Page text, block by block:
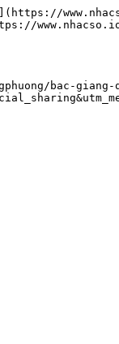
bac-